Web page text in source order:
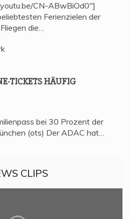
CN-ABwBiOd0"]
Ferienzielen der
die…
TICKETS HÄU­FIG
bei 30 Prozent der
(ots) Der ADAC hat…
CLIPS